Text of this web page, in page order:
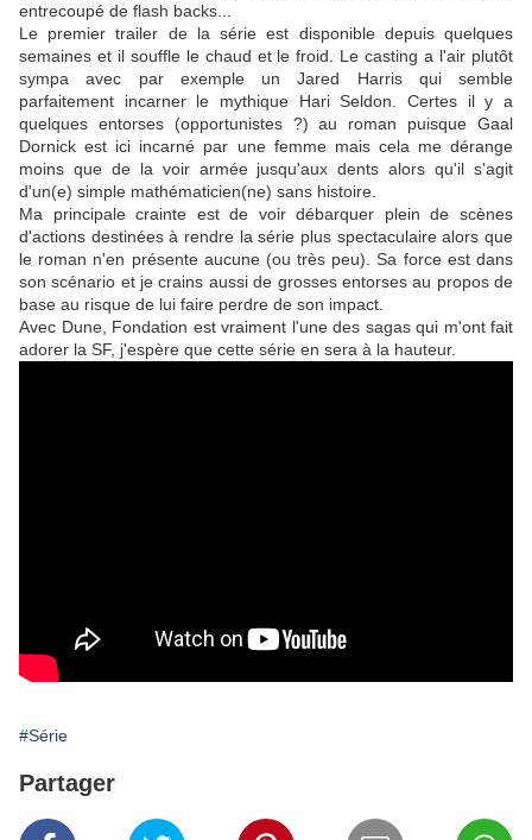
entrecoupé de flash backs...
Le premier trailer de la série est disponible depuis quelques
semaines et il souffle le chaud et le froid. Le casting a l'air plutôt
sympa avec par exemple unJared Harrisqui semble
parfaitement incarner le mythique Hari Seldon. Certes il y a
quelques entorses (opportunistes ?) au roman puisque Gaal
Dornick est ici incarné par une femme mais cela me dérange
moins que de la voir armée jusqu'aux dents alors qu'il s'agit
d'un(e) simple mathématicien(ne) sans histoire.
Ma principale crainte est de voir débarquer plein de scènes
d'actions destinées à rendre la série plus spectaculaire alors que
le roman n'en présente aucune (ou très peu). Sa force est dans
son scénario et je crains aussi de grosses entorses au propos de
base au risque de lui faire perdre de son impact.
Avec Dune, Fondation est vraiment l'une des sagas qui m'ont fait
adorer la SF, j'espère que cette série en sera à la hauteur.
#Série
Partager